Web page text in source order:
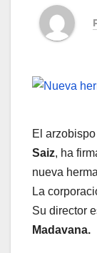
El
Saiz, ha
nueva
La
Su director
Madavana.